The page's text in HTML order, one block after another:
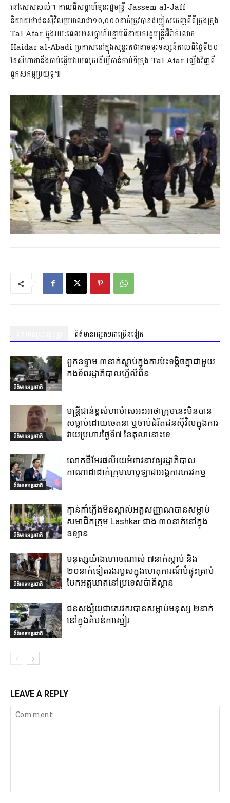
នៅសេសសល់។ កាលពីសប្ដាហ៍មុនរដ្ឋមន្ត្រី Jassem al-Jaff
និយាយថាជនស៊ីវិលប្រមាណជា១០,០០០នាក់ត្រូវបានជម្លៀសចេញពីទីក្រុងក្រុង
Tal Afar ក្នុងរយៈពេល២សប្តាហ៍បន្ទាប់ពីនាយករដ្ឋមន្រ្តីអ៊ីរ៉ាក់លោក
Haidar al-Abadi ប្រកាសនៅក្នុងសុន្ទរកថាតាមទូរទស្សន៍កាលពីថ្ងៃទី២០
ខែសីហាថានឹងចាប់ផ្ដើមវាយលុកដើម្បីកាន់កាប់ទីក្រុង Tal Afar ឡើងវិញពី
ពួកសកម្មប្រយុទ្ធ៕
ព័ត៌មានផ្សេងៗជាច្រើនទៀត
ព័ត៌មានអន្តរជាតិ
ពួកឧទ្ទាម ៣នាក់ស្លាប់ក្នុងការប៉ះទង្គិចគ្នាជាមួយ
កងទ័ពរដ្ឋាភិបាលហ្វីលីពីន
ព័ត៌មានអន្តរជាតិ
មន្ត្រីជាន់ខ្ពស់ហាម៉ាសអះអាថាក្រុមនេះមិនបាន
សម្លាប់ដោយចេតនា ឬចាប់ជំរិតជនស៊ីវិលក្នុងការ
វាយប្រហារថ្ងៃទី៧ ខែតុលានោះទេ
ព័ត៌មានអន្តរជាតិ
លោកផីអែរផលីយេអំពាវនាវឲ្យរដ្ឋាភិបាល
កាណាដាដាក់ក្រុមហេបូឡាជាអង្គការភេរវកម្ម
ព័ត៌មានអន្តរជាតិ
ក្មាន់កាំភ្លើងមិនស្គាល់អត្តសញ្ញាណបានសម្លាប់
សមាជិកក្រុម Lashkar ជាង ៣០នាក់នៅក្នុង
ឧទ្យាន
ព័ត៌មានអន្តរជាតិ
មនុស្សយ៉ាងហោចណាស់ ៧នាក់ស្លាប់ និង
២០នាក់ទៀតរងរបួសក្នុងហេតុការណ៍បំផ្ទុះគ្រាប់
បែកអត្តឃាតនៅប្រទេសប៉ាគីស្ថាន
ព័ត៌មានអន្តរជាតិ
ជនសង្ស័យជាភេរវករបានសម្លាប់មនុស្ស ២នាក់
នៅក្នុងតំបន់កាស្មៀរ
LEAVE A REPLY